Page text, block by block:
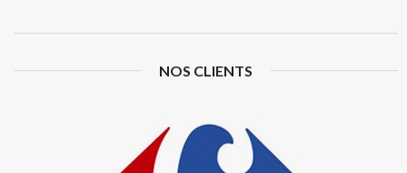
NOS CLIENTS